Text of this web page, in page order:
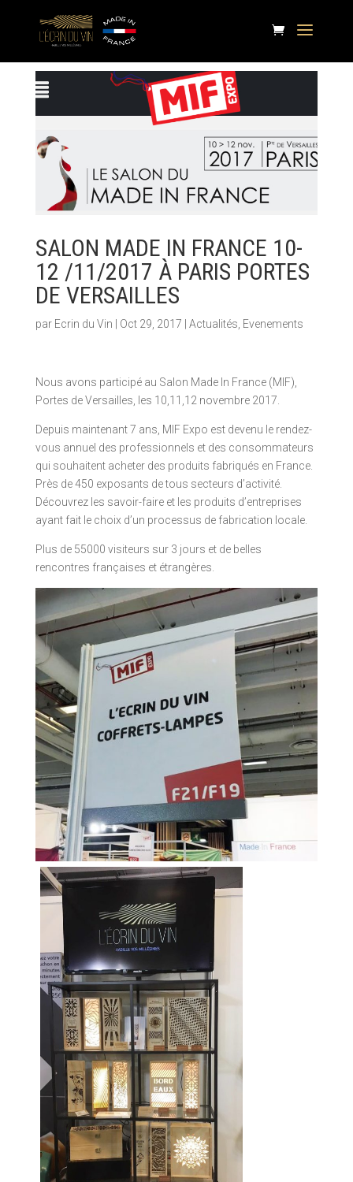
SALON MADE IN FRANCE 10-
12 /11/2017 À PARIS PORTES
DE VERSAILLES
par Ecrin du Vin | Oct 29, 2017 | Actualités Evenements
Nous avons participé au Salon Made In France (MIF),
Portes de Versailles, les 10,11,12 novembre 2017.
Depuis maintenant 7 ans, MIF Expo est devenu le rendez-
vous annuel des professionnels et des consommateurs
qui souhaitent acheter des produits fabriqués en France.
Près de 450 exposants de tous secteurs d’activité.
Découvrez les savoir-faire et les produits d’entreprises
ayant fait le choix d’un processus de fabrication locale.
Plus de 55000 visiteurs sur 3 jours et de belles
rencontres françaises et étrangères.